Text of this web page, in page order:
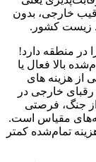
خارجی، بدون
زیست کشور.
در منطقه دارد!
بالا فعال یا
از هزینه های
رقبای خارجی در
جنگ، فرصتی
مقیاس است.
تمام‌شده کمتر